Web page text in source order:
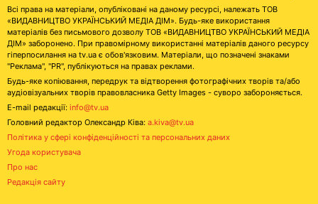
Всі права на матеріали, опубліковані на даному ресурсі, належать ТОВ
«ВИДАВНИЦТВО УКРАЇНСЬКИЙ МЕДІА ДІМ». Будь-яке використання
матеріалів без письмового дозволу ТОВ «ВИДАВНИЦТВО УКРАЇНСЬКИЙ МЕДІА
ДІМ» заборонено. При правомірному використанні матеріалів даного ресурсу
гіперпосилання на tv.ua є обов'язковим. Матеріали, що позначені знаками
"Реклама", "PR", публікуються на правах реклами.
Будь-яке копіювання, передрук та відтворення фотографічних творів та/або
аудіовізуальних творів правовласника Getty Images - суворо забороняється.
E-mail редакції: info@tv.ua
Головний редактор Олександр Ківа: a.kiva@tv.ua
Політика у сфері конфіденційності та персональних даних
Угода користувача
Про нас
Редакція сайту